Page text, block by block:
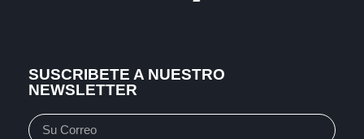
SUSCRIBETE A NUESTRO
NEWSLETTER